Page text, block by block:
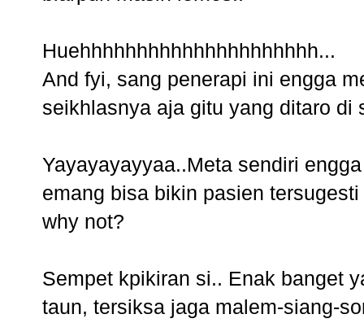
Huehhhhhhhhhhhhhhhhhhhhh...
And fyi, sang penerapi ini engga
seikhlasnya aja gitu yang ditaro di
Yayayayayyaa..Meta sendiri
emang bisa bikin pasien
why not?
Sempet kpikiran si.. Enak banget
taun, tersiksa jaga malem-siang-